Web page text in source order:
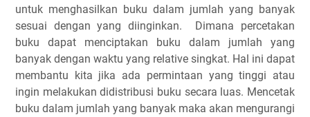
untuk menghasilkan buku dalam jumlah yang banyak
sesuai dengan yang diinginkan. Dimana percetakan
buku dapat menciptakan buku dalam jumlah yang
banyak dengan waktu yang relative singkat. Hal ini dapat
membantu kita jika ada permintaan yang tinggi atau
ingin melakukan didistribusi buku secara luas. Mencetak
buku dalam jumlah yang banyak maka akan mengurangi